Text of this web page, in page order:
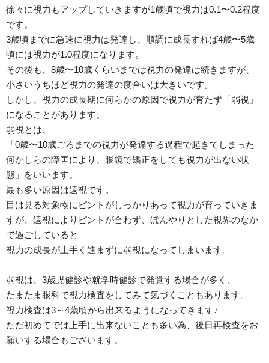
徐々に視力もアップしていきますが1歳頃で視力は0.1〜0.2程度
です。
3歳頃までに急速に視力は発達し、順調に成長すれば4歳〜5歳
頃には視力が1.0程度になります。
その後も、8歳〜10歳くらいまでは視力の発達は続きますが、
小さいうちほど視力の発達の度合いは大きいです。
しかし、視力の成長期に何らかの原因で視力が育たず「弱視」
になることがあります。
弱視とは、
「0歳〜10歳ごろまでの視力が発達する過程で起きてしまった
何かしらの障害により、眼鏡で矯正をしても視力が出ない状
態」をいいます。
最も多い原因は遠視です。
目は見る対象物にピントがしっかりあって視力が育っていきま
すが、遠視によりピントが合わず、ぼんやりとした視界のなか
で過ごしていると
視力の成長が上手く進まずに弱視になってしまいます。
弱視は、3歳児健診や就学時健診で発覚する場合が多く、
たまたま眼科で視力検査をしてみて気づくこともあります。
視力検査は3～4歳頃から出来るようになってきます♪
ただ初めてでは上手に出来ないことも多い為、後日再検査をお
願いする場合もございます。